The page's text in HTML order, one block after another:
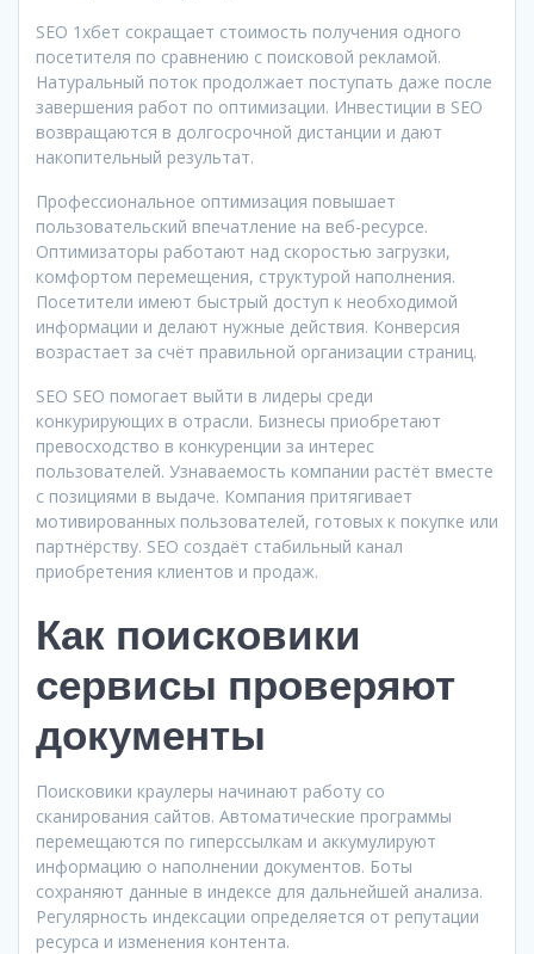
SEO 1хбет сокращает стоимость получения одного
посетителя по сравнению с поисковой рекламой.
Натуральный поток продолжает поступать даже после
завершения работ по оптимизации. Инвестиции в SEO
возвращаются в долгосрочной дистанции и дают
накопительный результат.
Профессиональное оптимизация повышает
пользовательский впечатление на веб-ресурсе.
Оптимизаторы работают над скоростью загрузки,
комфортом перемещения, структурой наполнения.
Посетители имеют быстрый доступ к необходимой
информации и делают нужные действия. Конверсия
возрастает за счёт правильной организации страниц.
SEO SEO помогает выйти в лидеры среди
конкурирующих в отрасли. Бизнесы приобретают
превосходство в конкуренции за интерес
пользователей. Узнаваемость компании растёт вместе
с позициями в выдаче. Компания притягивает
мотивированных пользователей, готовых к покупке или
партнёрству. SEO создаёт стабильный канал
приобретения клиентов и продаж.
Как поисковики
сервисы проверяют
документы
Поисковики краулеры начинают работу со
сканирования сайтов. Автоматические программы
перемещаются по гиперссылкам и аккумулируют
информацию о наполнении документов. Боты
сохраняют данные в индексе для дальнейшей анализа.
Регулярность индексации определяется от репутации
ресурса и изменения контента.